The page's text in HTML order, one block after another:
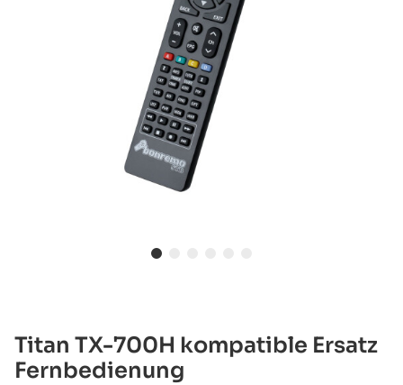
Titan TX-700H kompatible Ersatz
Fernbedienung